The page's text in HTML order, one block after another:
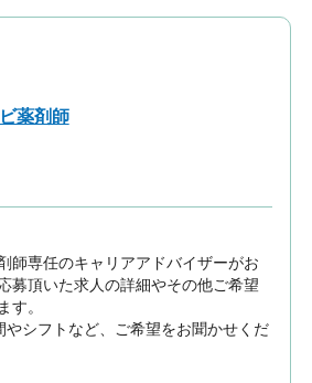
薬剤師
師専任のキャリアアドバイザーがお
募頂いた求人の詳細やその他ご希望
す。
シフトなど、ご希望をお聞かせくだ